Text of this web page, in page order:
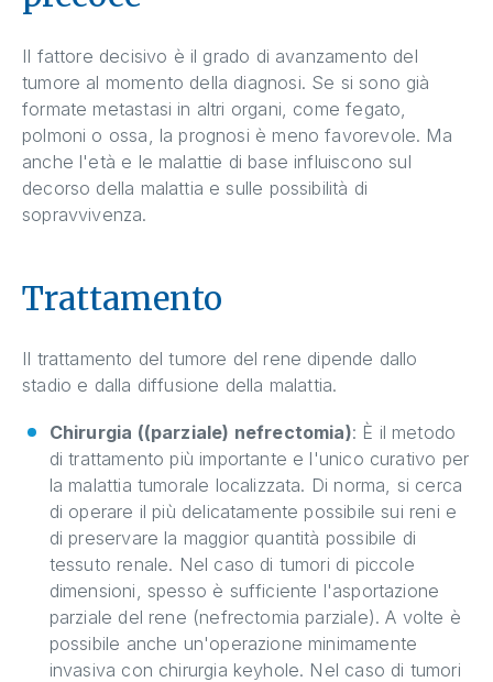
Il fattore decisivo è il grado di avanzamento del
tumore al momento della diagnosi. Se si sono già
formate metastasi in altri organi, come fegato,
polmoni o ossa, la prognosi è meno favorevole. Ma
anche l'età e le malattie di base influiscono sul
decorso della malattia e sulle possibilità di
sopravvivenza.
Trattamento
Il trattamento del tumore del rene dipende dallo
stadio e dalla diffusione della malattia.
Chirurgia ((parziale) nefrectomia): È il metodo
di trattamento più importante e l'unico curativo per
la malattia tumorale localizzata. Di norma, si cerca
di operare il più delicatamente possibile sui reni e
di preservare la maggior quantità possibile di
tessuto renale. Nel caso di tumori di piccole
dimensioni, spesso è sufficiente l'asportazione
parziale del rene (nefrectomia parziale). A volte è
possibile anche un'operazione minimamente
invasiva con chirurgia keyhole. Nel caso di tumori